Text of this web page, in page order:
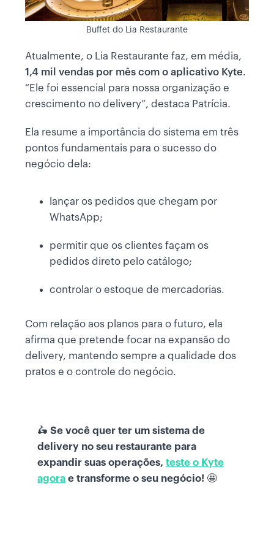
Buffet do Lia Restaurante
Atualmente, o Lia Restaurante faz, em média,
1,4 mil vendas por mês com o aplicativo Kyte.
“Ele foi essencial para nossa organização e
crescimento no delivery”, destaca Patrícia.
Ela resume a importância do sistema em três
pontos fundamentais para o sucesso do
negócio dela:
lançar os pedidos que chegam por
WhatsApp;
permitir que os clientes façam os
pedidos direto pelo catálogo;
controlar o estoque de mercadorias.
Com relação aos planos para o futuro, ela
afirma que pretende focar na expansão do
delivery, mantendo sempre a qualidade dos
pratos e o controle do negócio.
🛵 Se você quer ter um sistema de
delivery no seu restaurante para
expandir suas operações, teste o Kyte
agora e transforme o seu negócio! 🤩